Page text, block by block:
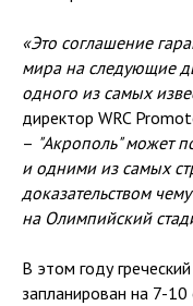
«Это соглашение
мира на следующие
одного из самых
директор WRC
– "Акрополь" может
и одними из самых
доказательством
на Олимпийский
В этом году
запланирован на 7-10